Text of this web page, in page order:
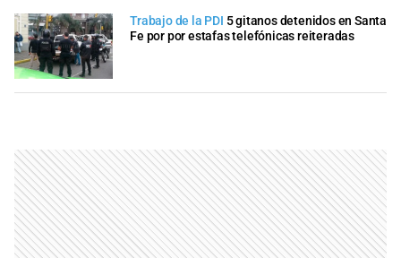
Trabajo de la PDI 5 gitanos detenidos en Santa
Fe por por estafas telefónicas reiteradas